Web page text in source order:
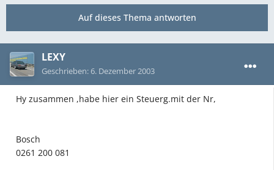
Auf dieses Thema antworten
LEXY
Geschrieben:6. Dezember 2003
Hy zusammen ,habe hier ein Steuerg.mit der Nr,
Bosch
0261 200 081